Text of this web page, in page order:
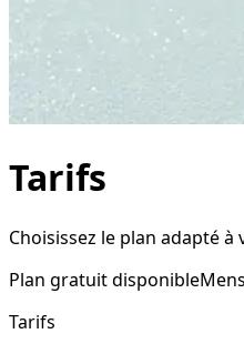
Tarifs
Choisissez le plan adapté
Plan gratuit disponible
Tarifs